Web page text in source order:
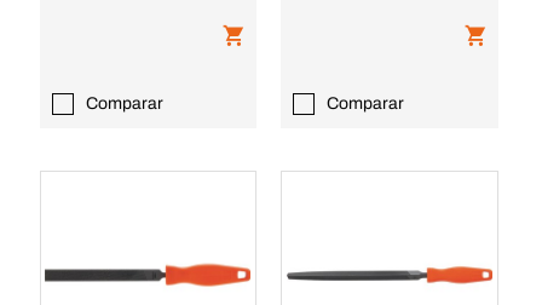
Comparar Comparar